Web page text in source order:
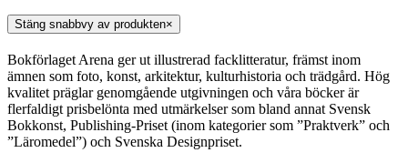
Stäng snabbvy av produkten×
Bokförlaget Arena ger ut illustrerad facklitteratur, främst inom
ämnen som foto, konst, arkitektur, kulturhistoria och trädgård. Hög
kvalitet präglar genomgående utgivningen och våra böcker är
flerfaldigt prisbelönta med utmärkelser som bland annat Svensk
Bokkonst, Publishing-Priset (inom kategorier som ”Praktverk” och
”Läromedel”) och Svenska Designpriset.